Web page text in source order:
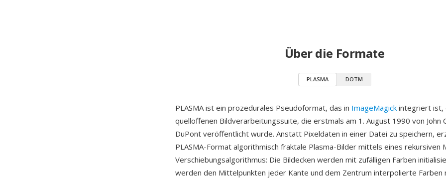
Über die Formate
PLASMA DOTM
PLASMA ist ein prozedurales Pseudoformat, das in ImageMagick integriert ist,
quelloffenen Bildverarbeitungssuite, die erstmals am 1. August 1990 von John
DuPont veröffentlicht wurde. Anstatt Pixeldaten in einer Datei zu speichern,
PLASMA-Format algorithmisch fraktale Plasma-Bilder mittels eines rekursiven
Verschiebungsalgorithmus: Die Bildecken werden mit zufälligen Farben
werden den Mittelpunkten jeder Kante und dem Zentrum interpolierte Farben